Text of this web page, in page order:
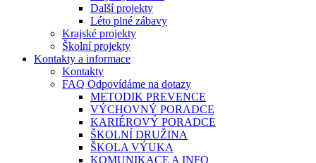
Další projekty
Léto plné zábavy
Krajské projekty
Školní projekty
Kontakty a informace
Kontakty
FAQ Odpovídáme na dotazy
METODIK PREVENCE
VÝCHOVNÝ PORADCE
KARIÉROVÝ PORADCE
ŠKOLNÍ DRUŽINA
ŠKOLA VÝUKA
KOMUNIKACE A INFO